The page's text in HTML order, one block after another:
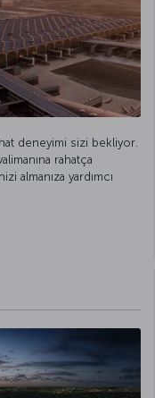
deneyimi sizi bekliyor.
rahatça
almanıza yardımcı